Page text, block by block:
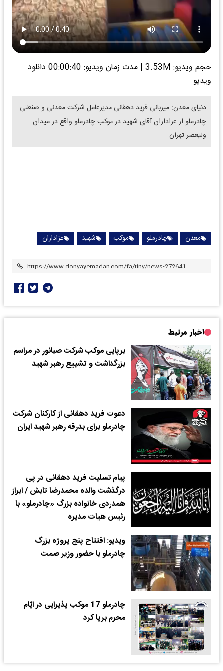
حجم ویدیو: 3.53M | مدت زمان ویدیو: 00:00:40
دانلود
ویدیو
دنیای معدن: میزبانی فرید دهقانی مدیرعامل شرکت معدنی و صنعتی
چادرملو از عزاداران آقای شهید در موکب چادرملو واقع در میدان
ولیعصر تهران
معدن چادرملو موکب شهید عزاداران
اخبار مرتبط
برپایی موکب شرکت صبانور در مراسم
بزرگداشت و تشییع رهبر شهید
دعوت فرید دهقانی از کارکنان شرکت
چادرملو برای بدرقه رهبر شهید ایران
پیام تسلیت فرید دهقانی در پی
درگذشت والده محمدرضا تابش / ابراز
همدردی خانواده بزرگ «چادرملو» با
رئیس هیات مدیره
ویدیو: افتتاح پنج پروژه بزرگ
چادرملو با حضور وزیر صمت
چادرملو 17 موکب پذیرایی در ایّام
محرم‌ برپا کرد